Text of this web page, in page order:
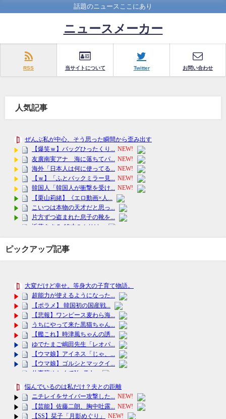
話題のニュースここにあり
ニュースメーカー
RSS 当サイトについて Twitter お問い合わせ
人気記事
ピックアップ記事